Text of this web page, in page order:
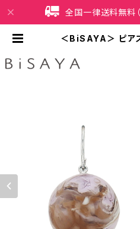
全国一律送料無料
＜BiSAYA＞ ピア
honeケース販